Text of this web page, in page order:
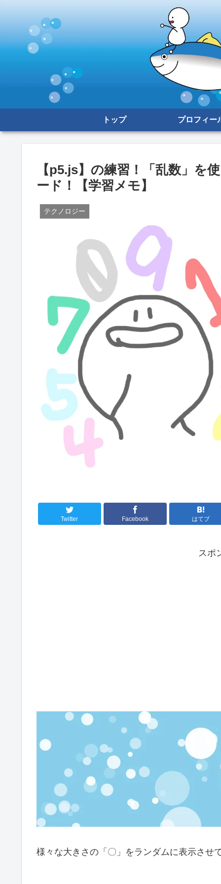
トップ プロフィー
【p5.js】の練習！「乱数」を
ード！【学習メモ】
テクノロジー
Twitter Facebook はてブ
スポ
様々な大きさの「〇」をランダムに表示させ